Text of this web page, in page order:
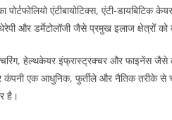
एंटीबायोटिक्स, एंटी-डायबिटिक
और डर्मेटोलॉजी जैसे प्रमुख इलाज क्षेत्रों
हेल्थकेयर इंफ्रास्ट्रक्चर और फाइनेंस जैसे
कंपनी एक आधुनिक, फुर्तीले और नैतिक तरीके से
है।